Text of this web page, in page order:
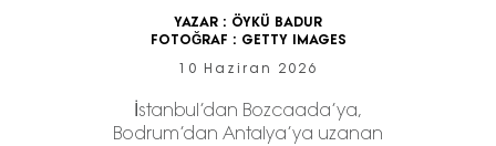
YAZAR : ÖYKÜ BADUR
FOTOĞRAF : GETTY IMAGES
10 Haziran 2026
İstanbul’dan Bozcaada’ya,
Bodrum’dan Antalya’ya uzanan